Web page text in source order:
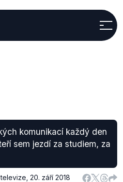
komunikací každý den
sem jezdí za studiem, za
20. září 2018